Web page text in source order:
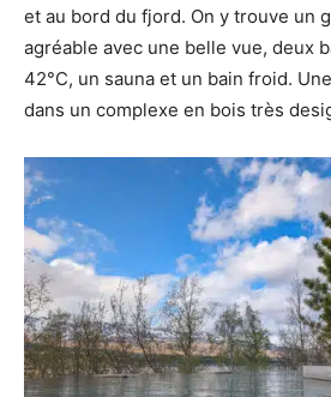
et au bord du fjord. On y trouve un
agréable avec une belle vue, deux
42°C, un sauna et un bain froid.
dans un complexe en bois très